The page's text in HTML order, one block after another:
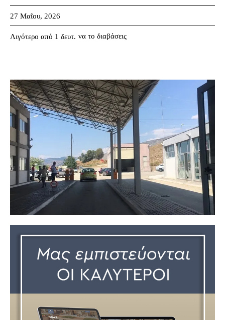
27 Μαΐου, 2026
Λιγότερο από 1 δευτ. να το διαβάσεις